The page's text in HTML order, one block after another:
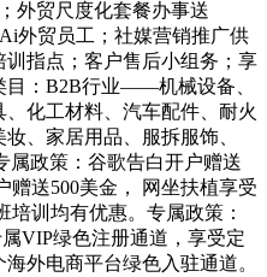
外贸尺度化套餐办事送
外贸员工；社媒营销推广供
指点；客户售后小组务；享
目：B2B行业——机械设备、
化工材料、汽车配件、耐火
、家居用品、服拆服饰、
属政策：谷歌告白开户赠送
赠送500美金， 网坐扶植享受
培训均有优惠。专属政策：
VIP绿色注册通道，享受定
外电商平台绿色入驻通道。